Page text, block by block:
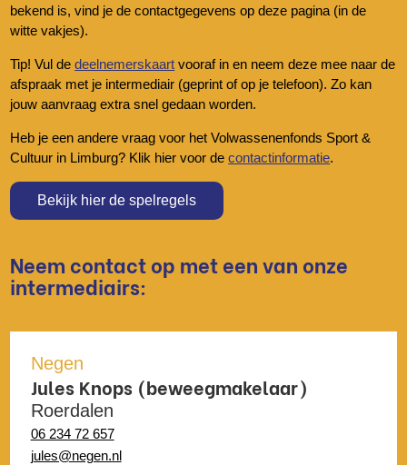
bekend is, vind je de contactgegevens op deze pagina (in de
witte vakjes).
Tip! Vul dedeelnemerskaart vooraf in en neem deze mee naar de
afspraak met je intermediair (geprint of op je telefoon). Zo kan
jouw aanvraag extra snel gedaan worden.
Heb je een andere vraag voor het Volwassenenfonds Sport &
Cultuur in Limburg? Klik hier voor decontactinformatie.
Bekijk hier de spelregels
Neem contact op met een van onze
intermediairs:
Negen
Jules Knops (beweegmakelaar)
Roerdalen
06 234 72 657
jules@negen.nl